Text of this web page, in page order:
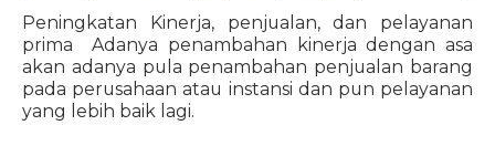
Peningkatan Kinerja, penjualan, dan pelayanan
prima Adanya penambahan kinerja dengan asa
akan adanya pula penambahan penjualan barang
pada perusahaan atau instansi dan pun pelayanan
yang lebih baik lagi.